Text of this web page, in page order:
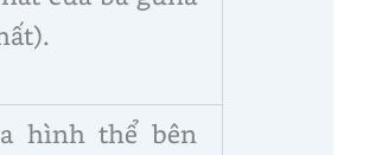
hình thể bên